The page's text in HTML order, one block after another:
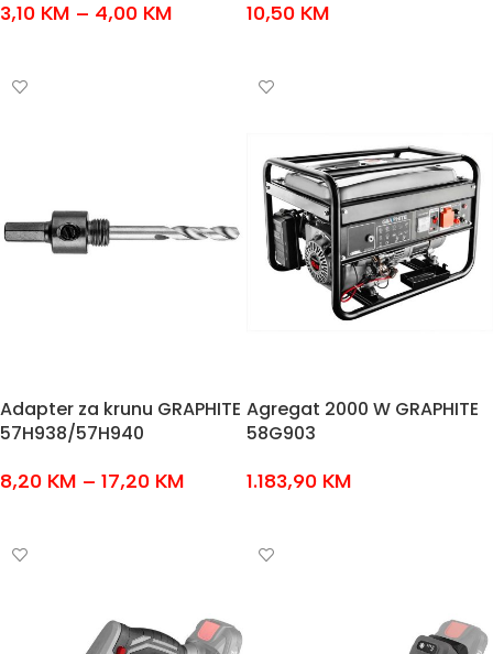
3,10 KM – 4,00 KM 10,50 KM
Adapter za krunu GRAPHITE
57H938/57H940
8,20 KM – 17,20 KM
Agregat 2000 W GRAPHITE
58G903
1.183,90 KM